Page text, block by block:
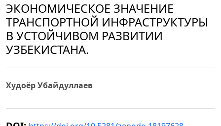
ЭКОНОМИЧЕСКОЕ ЗНАЧЕНИЕ
ТРАНСПОРТНОЙ ИНФРАСТРУКТУРЫ
В УСТОЙЧИВОМ РАЗВИТИИ
УЗБЕКИСТАНА.
Худоёр Убайдуллаев